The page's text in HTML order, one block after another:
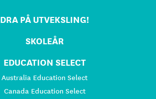
DRA PÅ UTVEKSLING!
SKOLEÅR
EDUCATION SELECT
Australia Education Select
Canada Education Select